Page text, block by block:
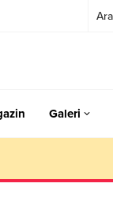
Galeri